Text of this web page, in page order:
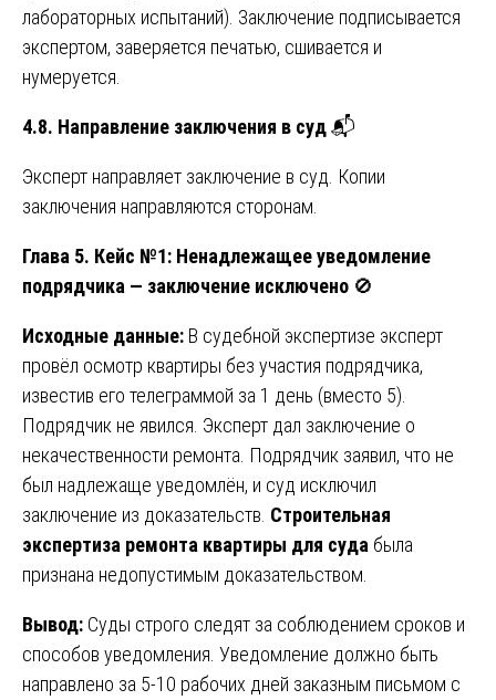
лабораторных испытаний). Заключение подписывается
экспертом, заверяется печатью, сшивается и
нумеруется.
4.8. Направление заключения в суд📬
Эксперт направляет заключение в суд. Копии
заключения направляются сторонам.
Глава 5. Кейс №1: Ненадлежащее уведомление
подрядчика — заключение исключено 🚫
Исходные данные: В судебной экспертизе эксперт
провёл осмотр квартиры без участия подрядчика,
известив его телеграммой за 1 день (вместо 5).
Подрядчик не явился. Эксперт дал заключение о
некачественности ремонта. Подрядчик заявил, что не
был надлежаще уведомлён, и суд исключил
заключение из доказательств. Строительная
экспертиза ремонта квартиры для суда была
признана недопустимым доказательством.
Вывод: Суды строго следят за соблюдением сроков и
способов уведомления. Уведомление должно быть
направлено за 5-10 рабочих дней заказным письмом с